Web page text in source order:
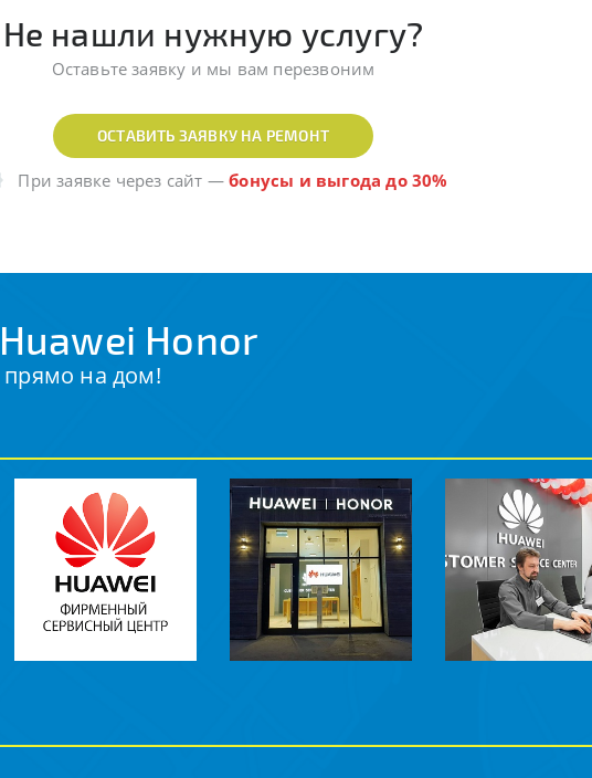
Не нашли нужную услугу?
Оставьте заявку и мы вам перезвоним
ОСТАВИТЬ ЗАЯВКУ НА РЕМОНТ
При заявке через сайт —бонусы и выгода до 30%
Honor
прямо на дом!